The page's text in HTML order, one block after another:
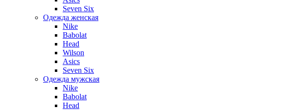
Seven Six
Одежда женская
Nike
Babolat
Head
Wilson
Asics
Seven Six
Одежда мужская
Nike
Babolat
Head